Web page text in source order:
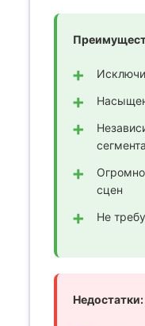
сцен
Не
Недостатки: